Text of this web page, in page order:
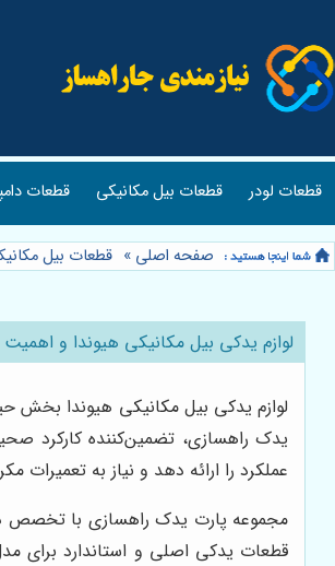
قطعات لودر قطعات بیل مکانیکی قطعات
صفحه اصلی » قطعات بیل
لوازم یدکی بیل مکانیکی هیوندا و
لوازم یدکی بیل مکانیکی هیوندا بخش
یدک راهسازی، تضمین‌کننده کارکرد
عملکرد را ارائه دهد و نیاز به
مجموعه پارت یدک راهسازی با تخصص
قطعات یدکی اصلی و استاندارد برای